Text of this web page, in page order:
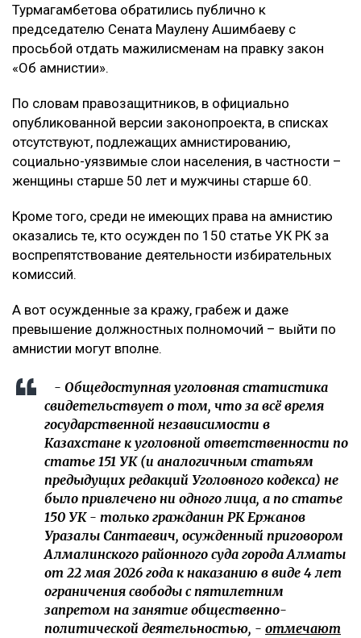
Турмагамбетова обратились публично к
председателю Сената Маулену Ашимбаеву с
просьбой отдать мажилисменам на правку закон
«Об амнистии».
По словам правозащитников, в официально
опубликованной версии законопроекта, в списках
отсутствуют, подлежащих амнистированию,
социально-уязвимые слои населения, в частности –
женщины старше 50 лет и мужчины старше 60.
Кроме того, среди не имеющих права на амнистию
оказались те, кто осужден по 150 статье УК РК за
воспрепятствование деятельности избирательных
комиссий.
А вот осужденные за кражу, грабеж и даже
превышение должностных полномочий – выйти по
амнистии могут вполне.
- Общедоступная уголовная статистика
свидетельствует о том, что за всё время
государственной независимости в
Казахстане к уголовной ответственности по
статье 151 УК (и аналогичным статьям
предыдущих редакций Уголовного кодекса) не
было привлечено ни одного лица, а по статье
150 УК - только гражданин РК Ержанов
Уразалы Сантаевич, осужденный приговором
Алмалинского районного суда города Алматы
от 22 мая 2026 года к наказанию в виде 4 лет
ограничения свободы с пятилетним
запретом на занятие общественно-
политической деятельностью, - отмечают